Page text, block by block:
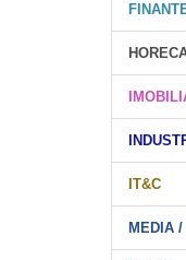
IT&C
MEDIA